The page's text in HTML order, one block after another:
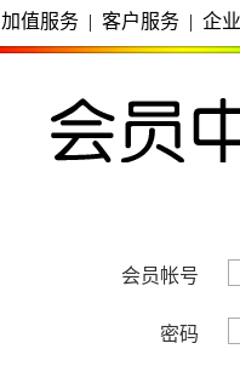
加值服务 | 客户服务 | 企
会员帐号
密码